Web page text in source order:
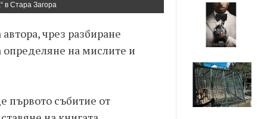
в Стара Загора
чрез разбиране
определяне на мислите и
първото събитие от